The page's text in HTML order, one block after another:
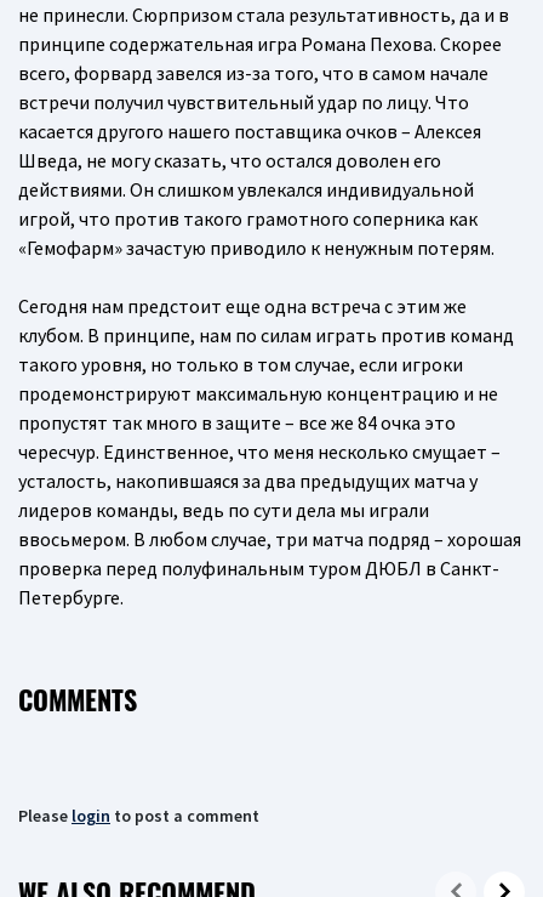
не принесли. Сюрпризом стала результативность, да и в
принципе содержательная игра Романа Пехова. Скорее
всего, форвард завелся из-за того, что в самом начале
встречи получил чувствительный удар по лицу. Что
касается другого нашего поставщика очков – Алексея
Шведа, не могу сказать, что остался доволен его
действиями. Он слишком увлекался индивидуальной
игрой, что против такого грамотного соперника как
«Гемофарм» зачастую приводило к ненужным потерям.
Сегодня нам предстоит еще одна встреча с этим же
клубом. В принципе, нам по силам играть против команд
такого уровня, но только в том случае, если игроки
продемонстрируют максимальную концентрацию и не
пропустят так много в защите – все же 84 очка это
чересчур. Единственное, что меня несколько смущает –
усталость, накопившаяся за два предыдущих матча у
лидеров команды, ведь по сути дела мы играли
ввосьмером. В любом случае, три матча подряд – хорошая
проверка перед полуфинальным туром ДЮБЛ в Санкт-
Петербурге.
COMMENTS
Please login to post a comment